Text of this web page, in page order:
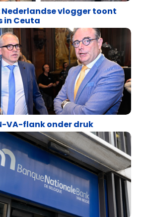
Nederlandse vlogger toont
in Ceuta
VA-flank onder druk